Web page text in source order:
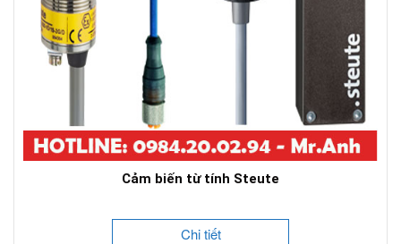
Cảm biến từ tính Steute
Chi tiết